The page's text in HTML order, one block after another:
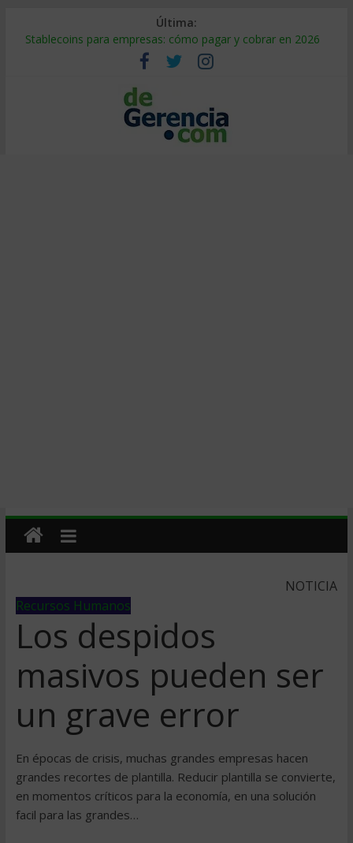
Última:
Stablecoins para empresas: cómo pagar y cobrar en 2026
Despido silencioso: qué es y por qué sale tan caro
IA en selección de personal: cómo auditarla a tiempo
Trabajo forzoso en la cadena de suministro: qué hacer
Mercado hispano de EE. UU.: cómo segmentarlo y venderle
NOTICIA
Recursos Humanos
Los despidos
masivos pueden ser
un grave error
En épocas de crisis, muchas grandes empresas hacen
grandes recortes de plantilla. Reducir plantilla se convierte,
en momentos crí­ticos para la economí­a, en una solución
facil para las grandes…